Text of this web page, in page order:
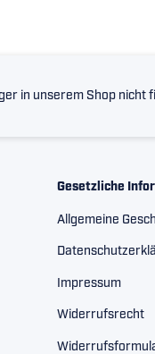
in unserem Shop nicht
Gesetzliche
Allgemeine
Impressum
Widerrufsrecht